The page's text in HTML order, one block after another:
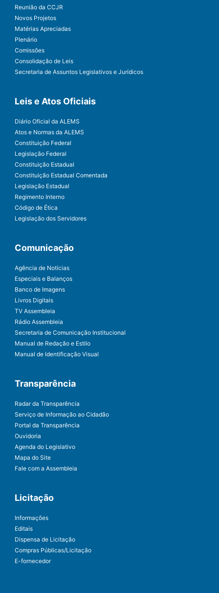
Reunião da CCJR
Novos Projetos
Matérias Apreciadas
Plenário
Comissões
Consolidação de Leis
Secretaria de Assuntos Legislativos e Jurídicos
Leis e Atos Oficiais
Diário Oficial da ALEMS
Atos e Normas da ALEMS
Constituição Federal
Legislação Federal
Constituição Estadual
Constituição Estadual Comentada
Legislação Estadual
Regimento Interno
Código de Ética
Legislação dos Servidores
Comunicação
Agência de Notícias
Especiais e Balanços
Banco de Imagens
Livros Digitais
TV Assembleia
Rádio Assembleia
Secretaria de Comunicação Institucional
Manual de Redação e Estilo
Manual de Identificação Visual
Transparência
Radar da Transparência
Serviço de Informação ao Cidadão
Portal da Transparência
Ouvidoria
Agenda do Legislativo
Mapa do Site
Fale com a Assembleia
Licitação
Informações
Editais
Dispensa de Licitação
Compras Públicas/Licitação
E-fornecedor